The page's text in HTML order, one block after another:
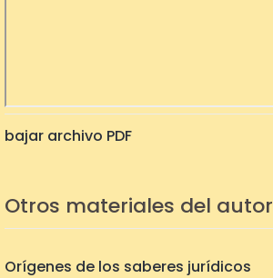
bajar archivo PDF
Otros materiales del autor
Orígenes de los saberes jurídicos